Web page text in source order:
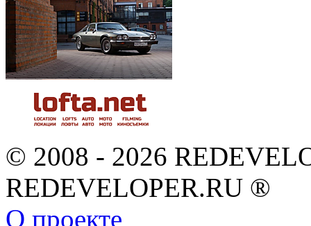
© 2008 - 2026
REDEVELOPER.RU ®
О проекте